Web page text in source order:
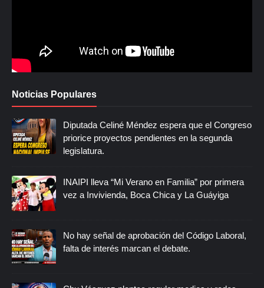
Noticias Populares
Diputada Celiné Méndez espera que el Congreso
priorice proyectos pendientes en la segunda
legislatura.
INAIPI lleva “Mi Verano en Familia” por primera
vez a Invivienda, Boca Chica y La Guáyiga
No hay señal de aprobación del Código Laboral,
falta de interés marcan el debate.